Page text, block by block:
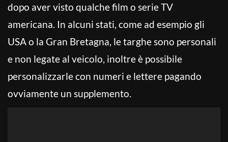
dopo aver visto qualche film o serie TV
americana. In alcuni stati, come ad esempio gli
USA o la Gran Bretagna, le targhe sono personali
e non legate al veicolo, inoltre è possibile
personalizzarle con numeri e lettere pagando
ovviamente un supplemento.